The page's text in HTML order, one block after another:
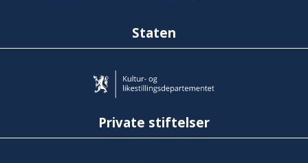
Staten
Private stiftelser